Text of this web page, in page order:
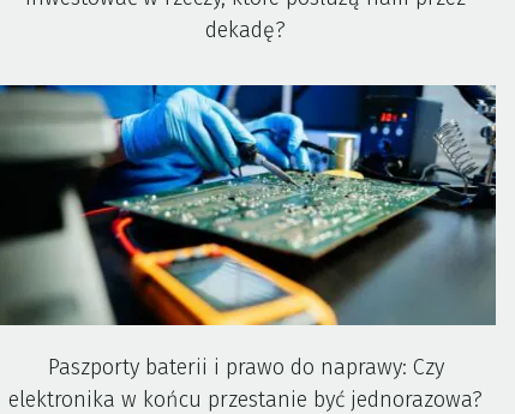
dekadę?
Paszporty baterii i prawo do naprawy: Czy
elektronika w końcu przestanie być jednorazowa?